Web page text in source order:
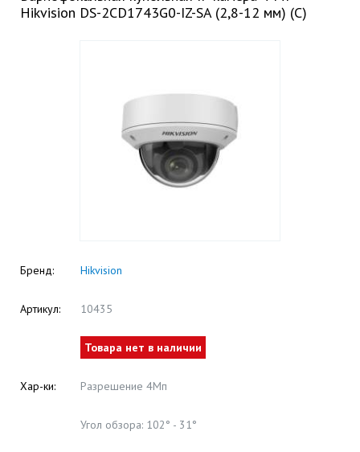
Hikvision DS-2CD1743G0-IZ-SA (2,8-12 мм) (C)
Бренд: Hikvision
Артикул: 10435
Товара нет в наличии
Хар-ки: Разрешение 4Мп
Угол обзора: 102° - 31°